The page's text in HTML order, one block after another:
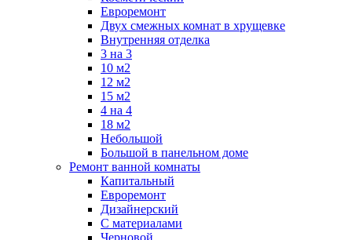
Евроремонт
Двух смежных комнат в хрущевке
Внутренняя отделка
3 на 3
10 м2
12 м2
15 м2
4 на 4
18 м2
Небольшой
Большой в панельном доме
Ремонт ванной комнаты
Капитальный
Евроремонт
Дизайнерский
С материалами
Черновой